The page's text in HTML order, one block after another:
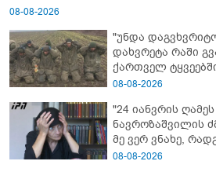
08-08-2026
"უნდა
დახვრეტა რაში
ქართველ
გადაგცვალოთ..."
08-08-2026
"24 იანვრის
ნავროზაშვილის
მე ვერ ვნახე,
ჩავარდა": რა
08-08-2026